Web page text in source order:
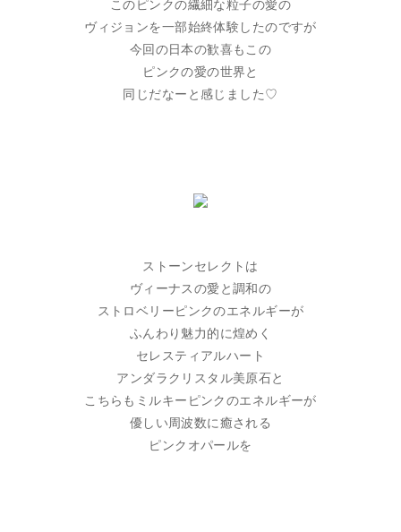
このピンクの繊細な粒子の愛の
ヴィジョンを一部始終体験したのですが
今回の日本の歓喜もこの
ピンクの愛の世界と
同じだなーと感じました♡
ストーンセレクトは
ヴィーナスの愛と調和の
ストロベリーピンクのエネルギーが
ふんわり魅力的に煌めく
セレスティアルハート
アンダラクリスタル美原石と
こちらもミルキーピンクのエネルギーが
優しい周波数に癒される
ピンクオパールを